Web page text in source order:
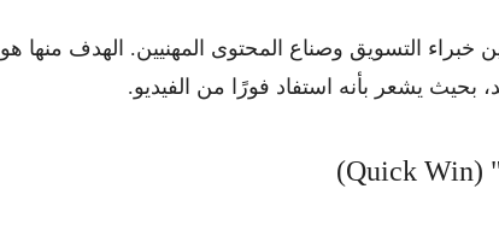
خبراء التسويق وصناع المحتوى المهنيين. الهدف منها هو
بحيث يشعر بأنه استفاد فورًا من الفيديو.